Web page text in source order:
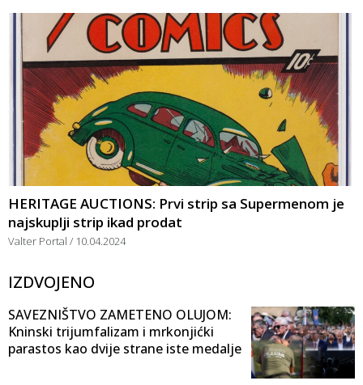
HERITAGE AUCTIONS: Prvi strip sa Supermenom je
najskuplji strip ikad prodat
Valter Portal 10.04.2024
IZDVOJENO
SAVEZNIŠTVO ZAMETENO OLUJOM:
Kninski trijumfalizam i mrkonjićki
parastos kao dvije strane iste medalje